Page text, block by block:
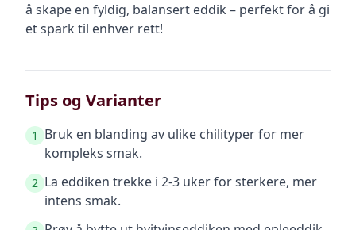
å skape en fyldig, balansert eddik – perfekt for å gi
et spark til enhver rett!
Tips og Varianter
1
Bruk en blanding av ulike chilityper for mer
kompleks smak.
2 La eddiken trekke i 2-3 uker for sterkere, mer
intens smak.